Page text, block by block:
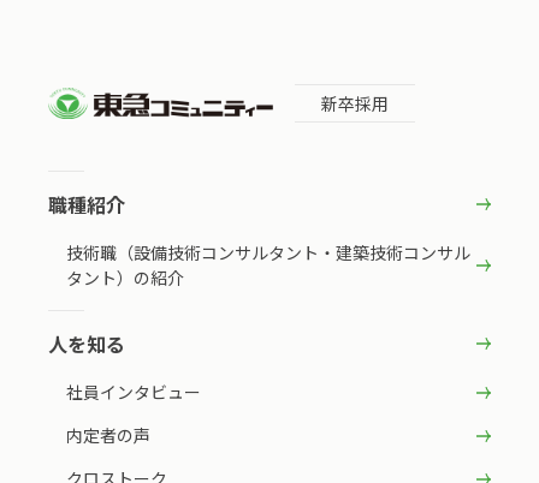
新卒採用
職種紹介
技術職（設備技術コンサルタント・建築技術コンサル
タント）の紹介
人を知る
社員インタビュー
内定者の声
クロストーク